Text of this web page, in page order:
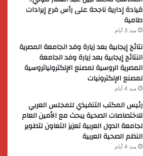
قيادة إدارية ناجحة على رأس فرع إيرادات
طامية
منذ 3 أيام
نتائج إيجابية بعد زيارة وفد الجامعة المصرية
النتائج إيجابية بعد زيارة وفد الجامعة
المصرية الروسية لمصنع الإلكترونياتروسية
لمصنع الإلكترونيات
منذ 4 أيام
رئيس المكتب التنفيذي للمجلس العربي
للاختصاصات الصحية يبحث مع الأمين العام
لجامعة الدول العربية تعزيز التعاون لتطوير
النظم الصحية العربية
منذ 4 أيام